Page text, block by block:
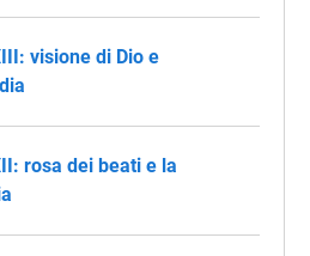
visione di Dio e
rosa dei beati e la